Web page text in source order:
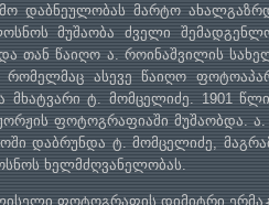
დაბნეულობას მარტო
მუშაობა ძველი
თან წაიღო ა. როინაშვილის
ასევე წაიღო
ტ. მომცელიძე. 1901
ფოტოგრაფიაში მუშაობდა.
დაბრუნდა ტ. მომცელიძე,
ხელმძღვანელობას.
ფოტოგრაფის დიმიტრი